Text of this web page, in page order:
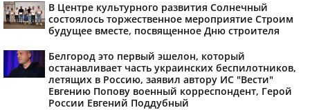
В Центре культурного развития Солнечный
состоялось торжественное мероприятие Строим
будущее вместе, посвященное Дню строителя
Белгород это первый эшелон, который
останавливает часть украинских беспилотников,
летящих в Россию, заявил автору ИС "Вести"
Евгению Попову военный корреспондент, Герой
России Евгений Поддубный